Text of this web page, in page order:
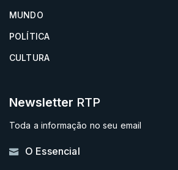
MUNDO
POLÍTICA
CULTURA
Newsletter RTP
Toda a informação no seu email
O Essencial